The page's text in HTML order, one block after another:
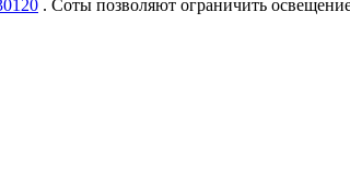
. Соты позволяют ограничить